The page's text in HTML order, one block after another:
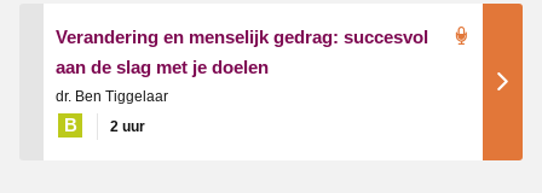
Verandering en menselijk gedrag: succesvol
aan de slag met je doelen
dr. Ben Tiggelaar
B 2 uur